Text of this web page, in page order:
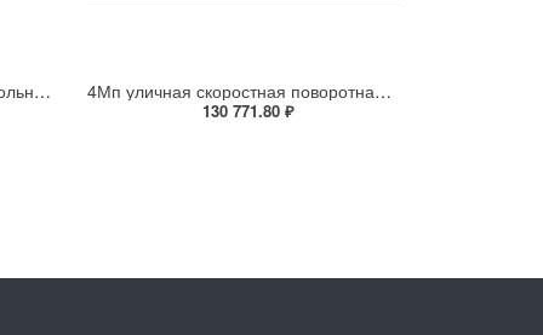
Tiandy IPEYE-TC-32XN-PVZ Купольная IP-камера 4Мп уличная скоростная поворотная IP-камера DS-2DE5432IW-AE(S5)
130 771.80 ₽